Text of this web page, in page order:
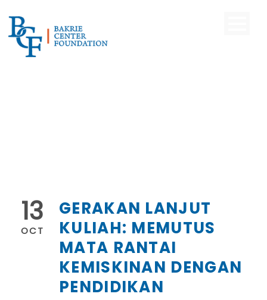
13
OCT
GERAKAN LANJUT
KULIAH: MEMUTUS
MATA RANTAI
KEMISKINAN DENGAN
PENDIDIKAN